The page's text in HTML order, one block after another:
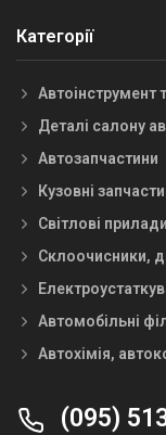
Категорії
Автоінструмент
Деталі салону
Автозапчастини
Кузовні
Світлові
Склоочисники,
Автомобільні
Автохімія,
(095)